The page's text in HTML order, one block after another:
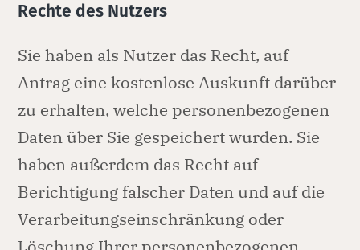
Rechte des Nutzers
Sie haben als Nutzer das Recht, auf
Antrag eine kostenlose Auskunft darüber
zu erhalten, welche personenbezogenen
Daten über Sie gespeichert wurden. Sie
haben außerdem das Recht auf
Berichtigung falscher Daten und auf die
Verarbeitungseinschränkung oder